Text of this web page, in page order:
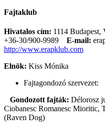
Fajtaklub
Hivatalos cím: 1114
+36-30/900-9989
E-mail:
http://www.erapklub.com
Elnök: Kiss Mónika
Fajtagondozó szervezet:
Gondozott fajták: Délorosz
Ciobanesc Romanesc Mioritic,
(Raven Dog)